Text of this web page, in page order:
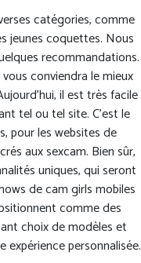
catégories, comme
jeunes coquettes. Nous
recommandations.
conviendra le mieux
il est très facile
tel ou tel site. C’est le
pour les websites de
aux sexcam. Bien sûr,
uniques, qui seront
de cam girls mobiles
comme des
choix de modèles et
personnalisée.